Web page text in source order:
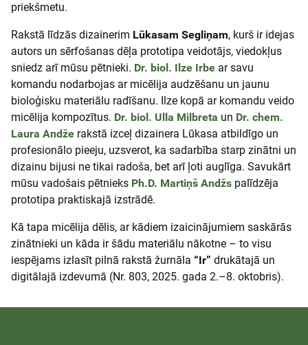
priekšmetu.
Rakstā līdzās dizainerim Lūkasam Segliņam, kurš ir idejas
autors un sērfošanas dēļa prototipa veidotājs, viedokļus
sniedz arī mūsu pētnieki. Dr. biol. Ilze Irbe ar savu
komandu nodarbojas ar micēlija audzēšanu un jaunu
bioloģisku materiālu radīšanu. Ilze kopā ar komandu veido
micēlija kompozītus. Dr. biol. Ulla Milbreta un Dr. chem.
Laura Andže rakstā izceļ dizainera Lūkasa atbildīgo un
profesionālo pieeju, uzsverot, ka sadarbība starp zinātni un
dizainu bijusi ne tikai radoša, bet arī ļoti auglīga. Savukārt
mūsu vadošais pētnieks Ph.D. Martiņš Andžs palīdzēja
prototipa praktiskajā izstrādē.
Kā tapa micēlija dēlis, ar kādiem izaicinājumiem saskārās
zinātnieki un kāda ir šādu materiālu nākotne – to visu
iespējams izlasīt pilnā rakstā žurnāla “Ir” drukātajā un
digitālajā izdevumā (Nr. 803, 2025. gada 2.–8. oktobris).